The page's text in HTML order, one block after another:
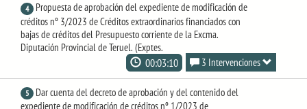
4
Propuesta de aprobación del expediente de modificación de
créditos nº 3/2023 de Créditos extraordinarios financiados con
bajas de créditos del Presupuesto corriente de la Excma.
Diputación Provincial de Teruel. (Exptes.
00:03:10 3 Intervenciones
5
Dar cuenta del decreto de aprobación y del contenido del
expediente de modificación de créditos nº 1/2023 de